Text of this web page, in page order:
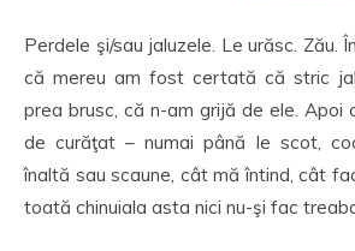
Perdele şi/sau jaluzele. Le urăsc. Zău.
că mereu am fost certată că stric
prea brusc, că n-am grijă de ele. Apoi
de curăţat – numai până le scot,
înaltă sau scaune, cât mă întind, cât
toată chinuiala asta nici nu-şi fac